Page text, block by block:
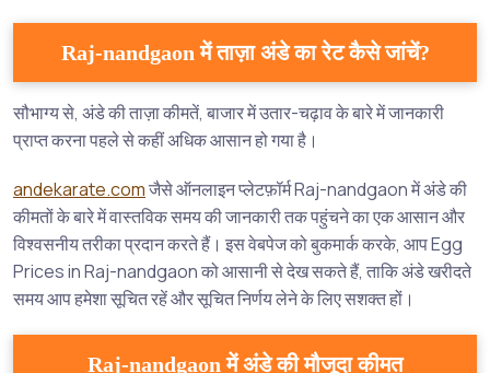
Raj-nandgaon में ताज़ा अंडे का रेट कैसे जांचें?
सौभाग्य से, अंडे की ताज़ा कीमतें, बाजार में उतार-चढ़ाव के बारे में जानकारी
प्राप्त करना पहले से कहीं अधिक आसान हो गया है।
andekarate.comजैसे ऑनलाइन प्लेटफ़ॉर्म Raj-nandgaon में अंडे की
कीमतों के बारे में वास्तविक समय की जानकारी तक पहुंचने का एक आसान और
विश्वसनीय तरीका प्रदान करते हैं। इस वेबपेज को बुकमार्क करके, आप Egg
Prices in Raj-nandgaon को आसानी से देख सकते हैं, ताकि अंडे खरीदते
समय आप हमेशा सूचित रहें और सूचित निर्णय लेने के लिए सशक्त हों।
Raj-nandgaon में अंडे की मौजूदा कीमत